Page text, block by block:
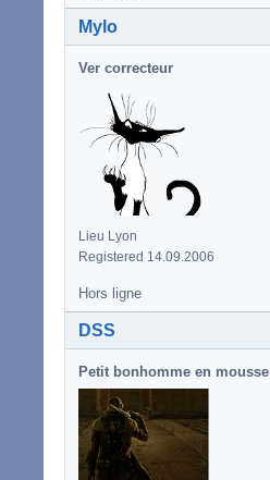
Mylo
Ver correcteur
Lieu Lyon
Registered 14.09.2006
Hors ligne
DSS
Petit bonhomme en mousse